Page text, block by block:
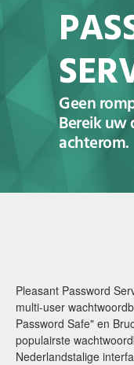
Geen
Bereik uw
achterom.
Pleasant Password
multi-user
Password Safe" en
populairste
Nederlandstalige